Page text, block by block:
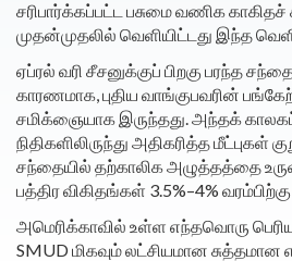
சரிபார்க்கப்பட்ட பசுமை வணிக
முதன்முதலில் வெளியிட்டது இந்த
ஏப்ரல் வரி சீசனுக்குப் பிறகு பரந்த
காரணமாக, புதிய வாங்குபவரின்
சமிக்ஞையாக இருந்தது. அந்தக்
நிதிகளிலிருந்து அதிகரித்த மீட்புகள்
சந்தையில் தற்காலிக அழுத்தத்தை
பத்திர விகிதங்கள் 3.5%–4%
அமெரிக்காவில் உள்ள எந்தவொரு பெரிய
SMUD மிகவும் லட்சியமான